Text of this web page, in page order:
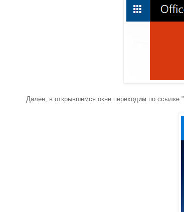
Далее, в открывшемся окне переходим по ссылке "